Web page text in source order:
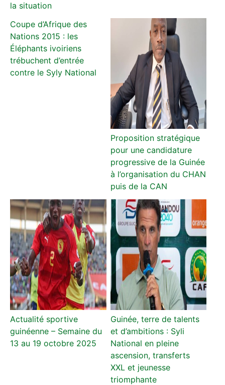
la situation
Coupe d’Afrique des
Nations 2015 : les
Éléphants ivoiriens
trébuchent d’entrée
contre le Syly National
Proposition stratégique
pour une candidature
progressive de la Guinée
à l’organisation du CHAN
puis de la CAN
Actualité sportive
guinéenne – Semaine du
13 au 19 octobre 2025
Guinée, terre de talents
et d’ambitions : Syli
National en pleine
ascension, transferts
XXL et jeunesse
triomphante